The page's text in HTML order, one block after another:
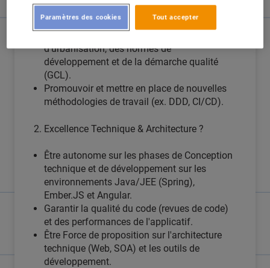
changements mineurs aux projets
d'envergure.
Être garant du respect des principes
d'urbanisation, des normes de
développement et de la démarche qualité
(GCL).
Promouvoir et mettre en place de nouvelles
méthodologies de travail (ex. DDD, CI/CD).
2. Excellence Technique & Architecture ?
Être autonome sur les phases de Conception
technique et de développement sur les
environnements Java/JEE (Spring),
Ember.JS et Angular.
Garantir la qualité du code (revues de code)
et des performances de l'applicatif.
Être Force de proposition sur l'architecture
technique (Web, SOA) et les outils de
développement.
Tout accepter
Paramètres des cookies